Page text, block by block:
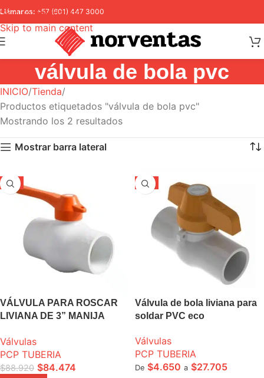
Skip to navigation
Skip to main content
Llámanos: +57 (601) 447 3000
válvula de bola pvc
INICIO Tienda
Productos etiquetados "válvula de bola pvc"
Mostrando los 2 resultados
Mostrar barra lateral
-5%
VÁLVULA PARA ROSCAR
LIVIANA DE 3” MANIJA
Válvulas
PCP TUBERIA
$88.920 $84.474
-5%
Válvula de bola liviana para
soldar PVC eco
Válvulas
PCP TUBERIA
De $4.650 a $27.705